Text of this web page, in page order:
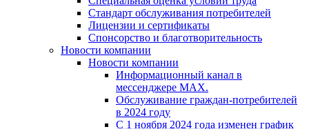
Стандарт обслуживания потребителей
Лицензии и сертификаты
Спонсорство и благотворительность
Новости компании
Новости компании
Информационный канал в
мессенджере MAX.
Обслуживание граждан-потребителей
в 2024 году
С 1 ноября 2024 года изменен график